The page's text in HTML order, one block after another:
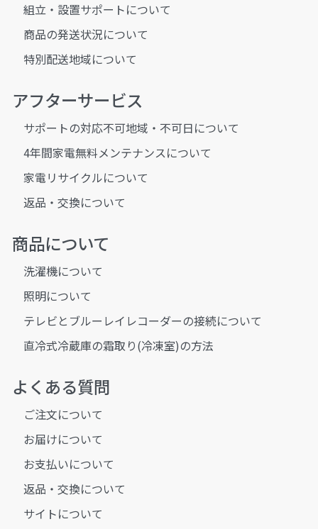
組立・設置サポートについて
商品の発送状況について
特別配送地域について
アフターサービス
サポートの対応不可地域・不可日について
4年間家電無料メンテナンスについて
家電リサイクルについて
返品・交換について
商品について
洗濯機について
照明について
テレビとブルーレイレコーダーの接続について
直冷式冷蔵庫の霜取り(冷凍室)の方法
よくある質問
ご注文について
お届けについて
お支払いについて
返品・交換について
サイトについて